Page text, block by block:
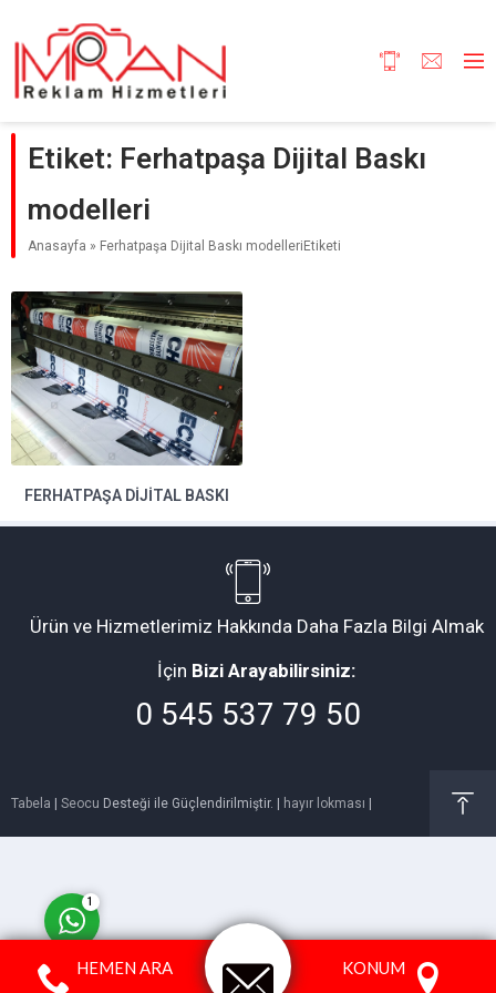
HEMEN ARA KONUM
Etiket: Ferhatpaşa Dijital Baskı
modelleri
Anasayfa » Ferhatpaşa Dijital Baskı modelleriEtiketi
FERHATPAŞA DIJITAL BASKI
Ürün ve Hizmetlerimiz Hakkında Daha Fazla Bilgi Almak
İçin Bizi Arayabilirsiniz:
0 545 537 79 50
Tabela | Seocu Desteği ile Güçlendirilmiştir. | hayır lokması |
Müşteri Temsilcisi
1